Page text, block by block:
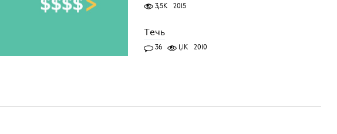
3,5K 2015
Течь
36 1,1K 2010